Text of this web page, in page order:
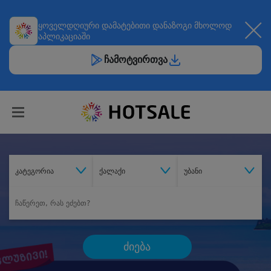
ყოველდღიური დამატებითი დანაზოგი მხოლოდ
აპლიკაციაში
ჩამოტვირთვა
კატეგორია ქალაქი უბანი
ძიება